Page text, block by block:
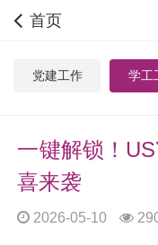
首页
党建工作 学工
一键解锁！
喜来袭
2026-05-10